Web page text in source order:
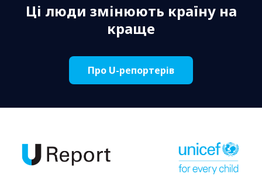
Ці люди змінюють країну на
краще
Про U-репортерів